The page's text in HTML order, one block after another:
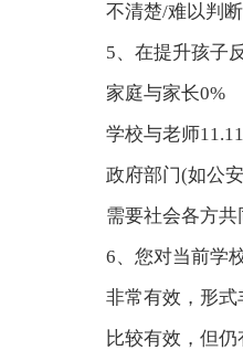
不清楚/难以判
5、在提升孩子
家庭与家长0%
学校与老师
政府部门(如公
需要社会各方共
6、您对当前学
非常有效，形式
比较有效，但